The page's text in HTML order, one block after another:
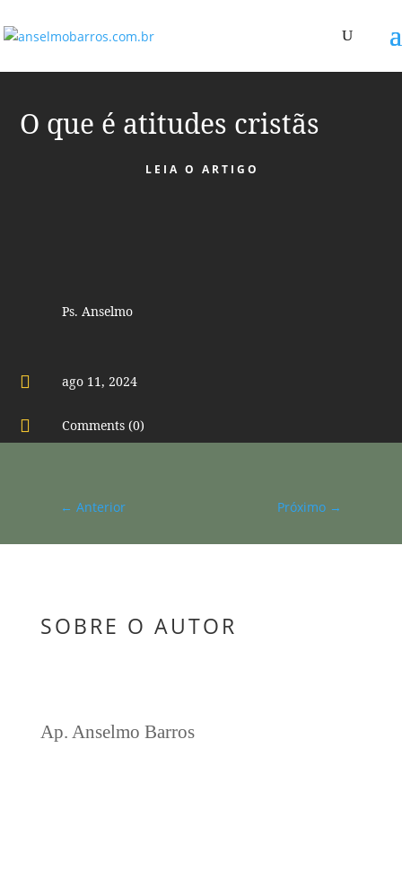
O que é atitudes cristãs
LEIA O ARTIGO
Ps. Anselmo
 ago 11, 2024
 Comments (0)
←Anterior Próximo→
SOBRE O AUTOR
Ap. Anselmo Barros